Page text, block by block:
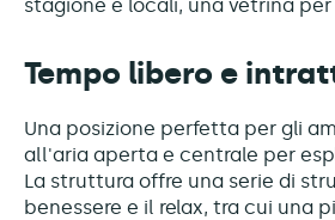
stagione e locali, una vetrina
Tempo libero e
Una posizione perfetta per gli
all'aria aperta e centrale per
La struttura offre una serie di
benessere e il relax, tra cui una